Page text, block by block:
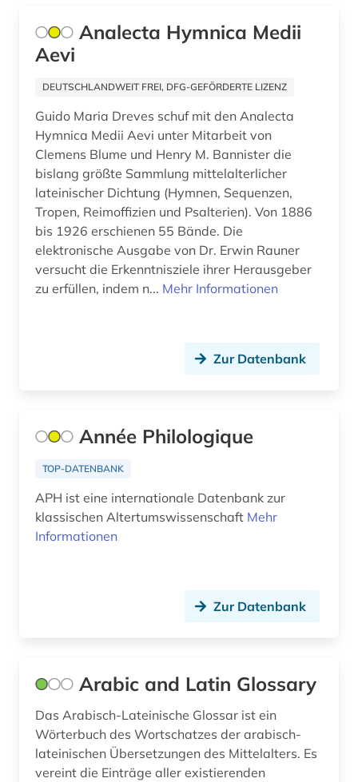
immanuel (1)
indogermanische sprachen (2)
indogermanistik (1)
inhaltsverzeichnis (1)
inkunabel (3)
inschrift (10)
inschriften (1)
intellekt (1)
italianistik (3)
italienisch (2)
josephus, flavius | historiker;
geschichtsschreiber (1)
jüdischer krieg | 66-70| (1)
Analecta Hymnica Medii
Aevi
DEUTSCHLANDWEIT FREI, DFG-GEFÖRDERTE LIZENZ
Guido Maria Dreves schuf mit den Analecta
Hymnica Medii Aevi unter Mitarbeit von
Clemens Blume und Henry M. Bannister die
bislang größte Sammlung mittelalterlicher
lateinischer Dichtung (Hymnen, Sequenzen,
Tropen, Reimoffizien und Psalterien). Von 1886
bis 1926 erschienen 55 Bände. Die
elektronische Ausgabe von Dr. Erwin Rauner
versucht die Erkenntnisziele ihrer Herausgeber
zu erfüllen, indem n... Mehr Informationen
Zur Datenbank
Année Philologique
TOP-DATENBANK
APH ist eine internationale Datenbank zur
klassischen Altertumswissenschaft Mehr
Informationen
Zur Datenbank
Arabic and Latin Glossary
Das Arabisch-Lateinische Glossar ist ein
Wörterbuch des Wortschatzes der arabisch-
lateinischen Übersetzungen des Mittelalters. Es
vereint die Einträge aller existierenden